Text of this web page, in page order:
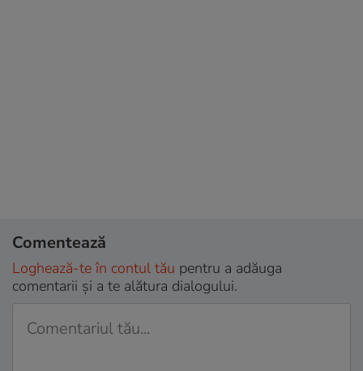
Comentează
Loghează-te în contul tău pentru a adăuga
comentarii și a te alătura dialogului.